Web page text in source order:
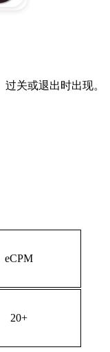
关或退出时出现。
eCPM
20+